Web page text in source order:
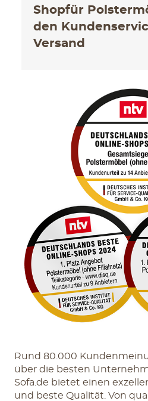
Shopfür
den
Versand
Rund 80.000
über die besten
Sofa.de bietet einen
und beste Qualität. Von